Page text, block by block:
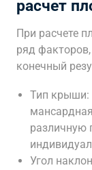
расчет
При расчете
ряд
конечный
Тип крыши:
различную
Угол